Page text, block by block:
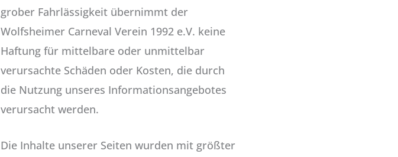
grober Fahrlässigkeit übernimmt der
Wolfsheimer Carneval Verein 1992 e.V. keine
Haftung für mittelbare oder unmittelbar
verursachte Schäden oder Kosten, die durch
die Nutzung unseres Informationsangebotes
verursacht werden.
Die Inhalte unserer Seiten wurden mit größter